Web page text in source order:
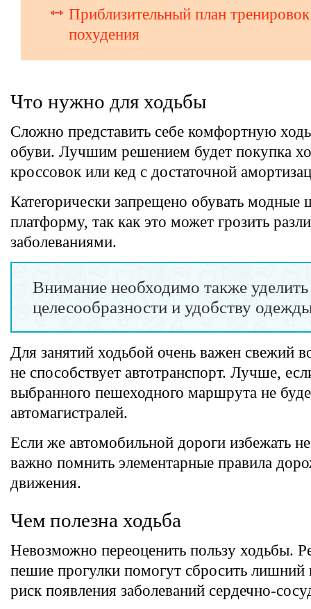
Приблизительный план
похудения
Что нужно для ходьбы
Сложно представить себе комфортную
обуви. Лучшим решением будет покупка
кроссовок или кед с достаточной
Категорически запрещено обувать модные
платформу, так как это может грозить
заболеваниями.
Внимание необходимо также уделить
целесообразности и удобству
Для занятий ходьбой очень важен свежий
не способствует автотранспорт. Лучше,
выбранного пешеходного маршрута не
автомагистралей.
Если же автомобильной дороги избежать
важно помнить элементарные правила
движения.
Чем полезна ходьба
Невозможно переоценить пользу ходьбы.
пешие прогулки помогут сбросить лишний
риск появления заболеваний сердечно-